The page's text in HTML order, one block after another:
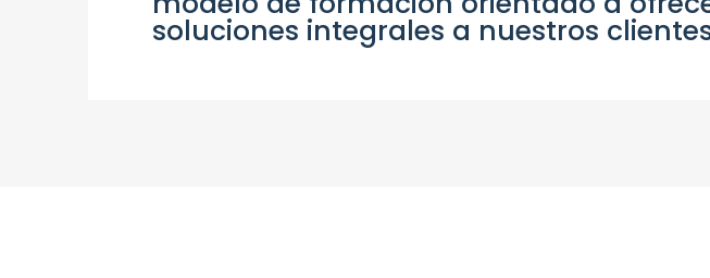
soluciones integrales a nuestros